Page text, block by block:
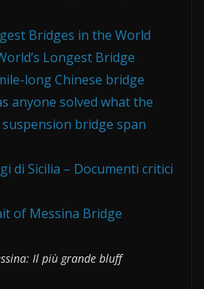
Bridges in the World
Longest Bridge
long Chinese bridge
anyone solved what the
bridge span
di Sicilia – Documenti critici
of Messina Bridge
Il più grande bluff